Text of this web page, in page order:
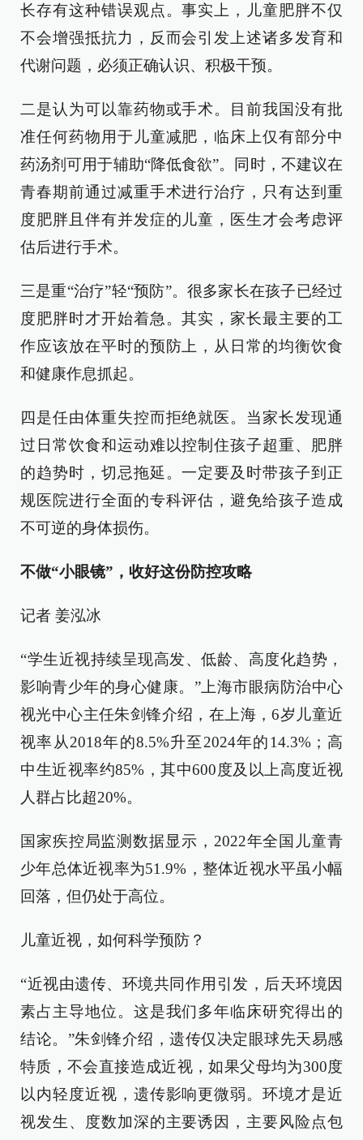
长存有这种错误观点。事实上，儿童肥胖不仅
不会增强抵抗力，反而会引发上述诸多发育和
代谢问题，必须正确认识、积极干预。
二是认为可以靠药物或手术。目前我国没有批
准任何药物用于儿童减肥，临床上仅有部分中
药汤剂可用于辅助“降低食欲”。同时，不建议在
青春期前通过减重手术进行治疗，只有达到重
度肥胖且伴有并发症的儿童，医生才会考虑评
估后进行手术。
三是重“治疗”轻“预防”。很多家长在孩子已经过
度肥胖时才开始着急。其实，家长最主要的工
作应该放在平时的预防上，从日常的均衡饮食
和健康作息抓起。
四是任由体重失控而拒绝就医。当家长发现通
过日常饮食和运动难以控制住孩子超重、肥胖
的趋势时，切忌拖延。一定要及时带孩子到正
规医院进行全面的专科评估，避免给孩子造成
不可逆的身体损伤。
不做“小眼镜”，收好这份防控攻略
记者 姜泓冰
“学生近视持续呈现高发、低龄、高度化趋势，
影响青少年的身心健康。”上海市眼病防治中心
视光中心主任朱剑锋介绍，在上海，6岁儿童近
视率从2018年的8.5%升至2024年的14.3%；高
中生近视率约85%，其中600度及以上高度近视
人群占比超20%。
国家疾控局监测数据显示，2022年全国儿童青
少年总体近视率为51.9%，整体近视水平虽小幅
回落，但仍处于高位。
儿童近视，如何科学预防？
“近视由遗传、环境共同作用引发，后天环境因
素占主导地位。这是我们多年临床研究得出的
结论。”朱剑锋介绍，遗传仅决定眼球先天易感
特质，不会直接造成近视，如果父母均为300度
以内轻度近视，遗传影响更微弱。环境才是近
视发生、度数加深的主要诱因，主要风险点包